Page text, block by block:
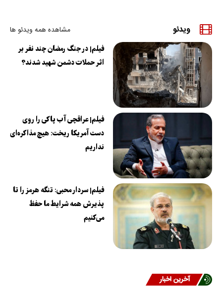
ویدئو مشاهده همه ویدئو ها
فیلم| در جنگ رمضان چند نفر بر
اثر حملات دشمن شهید شدند؟
فیلم| عراقچی آب پاکی را روی
دست آمریکا ریخت: هیچ مذاکره‌ای
نداریم
فیلم| سردار محبی: تنگه هرمز را تا
پذیرش همه شرایط ما حفظ
می‌کنیم
آخرین اخبار